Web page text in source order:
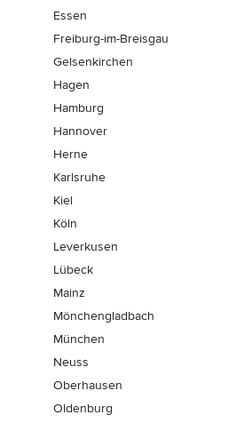
Essen
Freiburg-im-Breisgau
Gelsenkirchen
Hagen
Hamburg
Hannover
Herne
Karlsruhe
Kiel
Köln
Leverkusen
Lübeck
Mainz
Mönchen­gladbach
München
Neuss
Oberhausen
Oldenburg